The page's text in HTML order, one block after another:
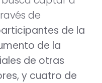
de
de la
de la
de otras
y cuatro de